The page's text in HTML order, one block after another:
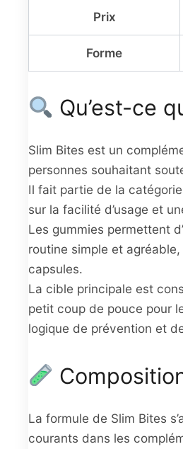
Prix
Forme
Qu’est-ce
Slim Bites est un
personnes souhaitant
Il fait partie de la
sur la facilité d’usage et
Les gummies permettent
routine simple et
capsules.
La cible principale est
petit coup de pouce pour
logique de prévention et
La formule de Slim Bites
courants dans les